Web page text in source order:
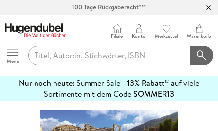
100 Tage Rückgaberecht***
Hugendubel
Menu
Filiale Konto Merkzettel Warenkorb
Nur noch heute: Summer Sale - 13% Rabatt12 auf viele
Sortimente mit dem CodeSOMMER13
erfahren